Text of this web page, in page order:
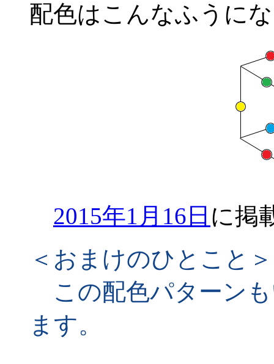
配色はこんなふうに
2015年1月16日 に掲
＜おまけのひとこと＞
この配色パターン
ます。